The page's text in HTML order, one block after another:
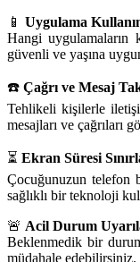
📱 Uygulama
Hangi uygulamaların
güvenli ve yaşına
☎️ Çağrı ve Mesaj
Tehlikeli kişilerle
mesajları ve çağrıları
⏳ Ekran Süresi
Çocuğunuzun telefon
sağlıklı bir teknoloji
🚨 Acil Durum
Beklenmedik bir
müdahale edebilirsiniz.